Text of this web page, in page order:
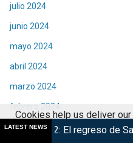
julio 2024
junio 2024
mayo 2024
abril 2024
marzo 2024
febrero 2024
enero 2024
LATEST NEWS
de Santa Claus
Cookies help us deliver
services, you agree to our